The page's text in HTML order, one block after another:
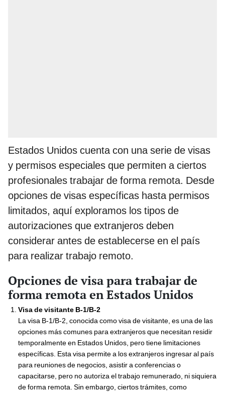
Estados Unidos cuenta con una serie de visas
y permisos especiales que permiten a ciertos
profesionales trabajar de forma remota. Desde
opciones de visas específicas hasta permisos
limitados, aquí exploramos los tipos de
autorizaciones que extranjeros deben
considerar antes de establecerse en el país
para realizar trabajo remoto.
Opciones de visa para trabajar de
forma remota en Estados Unidos
Visa de visitante B-1/B-2
La visa B-1/B-2, conocida como visa de visitante, es una de las
opciones más comunes para extranjeros que necesitan residir
temporalmente en Estados Unidos, pero tiene limitaciones
específicas. Esta visa permite a los extranjeros ingresar al país
para reuniones de negocios, asistir a conferencias o
capacitarse, pero no autoriza el trabajo remunerado, ni siquiera
de forma remota. Sin embargo, ciertos trámites, como